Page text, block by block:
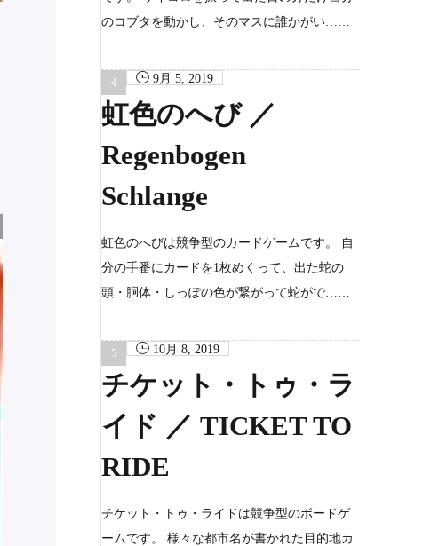
のコブタを動かし、そのマスに誰かがい……
9月 5, 2019
虹色のへび ／
Regenbogen
Schlange
虹色のへびは競争型のカードゲームです。 自
分の手番にカードを1枚めくって、出た蛇の
頭・胴体・しっぽの色が繋がって蛇がで……
10月 8, 2019
チケット・トゥ・ラ
イド ／ TICKET TO
RIDE
チケット・トゥ・ライドは競争型のボードゲ
ームです。 様々な都市名が書かれた目的地カ